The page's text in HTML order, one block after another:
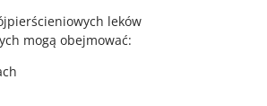
leków
mogą obejmować: